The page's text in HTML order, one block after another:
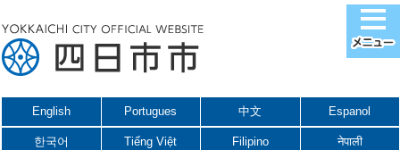
English Portugues 中文 Espanol
한국어 Tiếng Việt Filipino नेपाली